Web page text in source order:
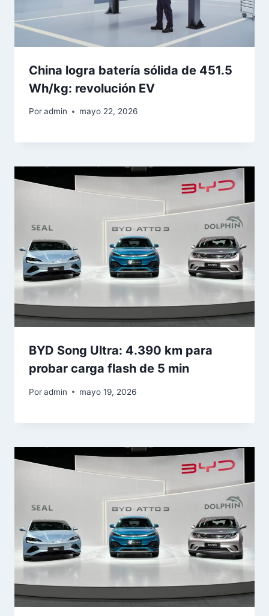
China logra batería sólida de 451.5
Wh/kg: revolución EV
Poradmin mayo 22, 2026
BYD Song Ultra: 4.390 km para
probar carga flash de 5 min
Poradmin mayo 19, 2026